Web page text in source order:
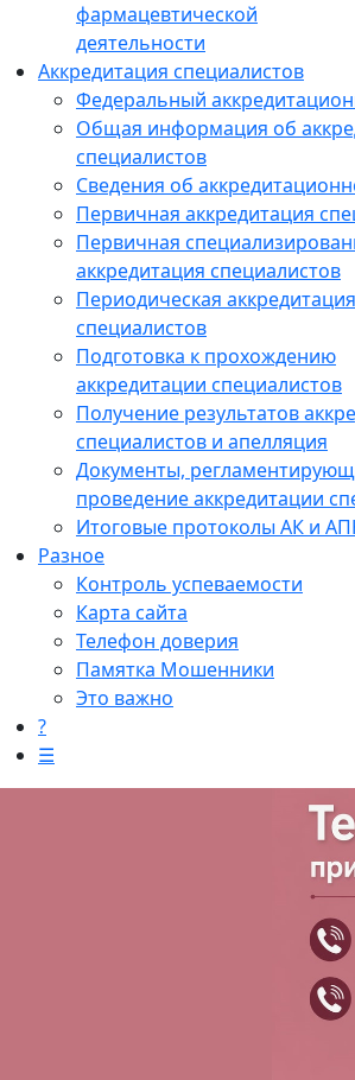
фармацевтической
деятельности
Аккредитация специалистов
Федеральный
Общая информация об
специалистов
Сведения об
Первичная аккредитация
Первичная
аккредитация специалистов
Периодическая аккредитация
специалистов
Подготовка к прохождению
аккредитации специалистов
Получение результатов
специалистов и апелляция
Документы,
проведение аккредитации
Итоговые протоколы АК и
Разное
Контроль успеваемости
Карта сайта
Телефон доверия
Памятка Мошенники
Это важно
?
☰